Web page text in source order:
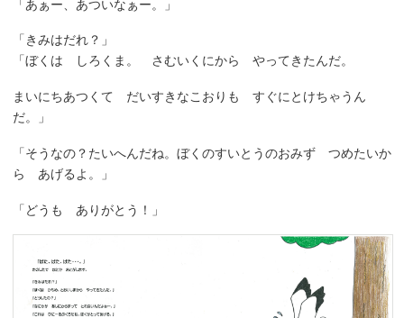
「あぁー、あついなぁー。」
「きみはだれ？」
「ぼくは しろくま。 さむいくにから やってきたんだ。
まいにちあつくて だいすきなこおりも すぐにとけちゃうん
だ。」
「そうなの？たいへんだね。ぼくのすいとうのおみず つめたいか
ら あげるよ。」
「どうも ありがとう！」